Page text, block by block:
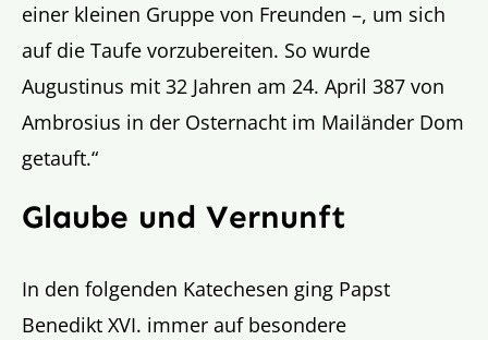
einer kleinen Gruppe von Freunden –, um sich
auf die Taufe vorzubereiten. So wurde
Augustinus mit 32 Jahren am 24. April 387 von
Ambrosius in der Osternacht im Mailänder Dom
getauft.“
Glaube und Vernunft
In den folgenden Katechesen ging Papst
Benedikt XVI. immer auf besondere